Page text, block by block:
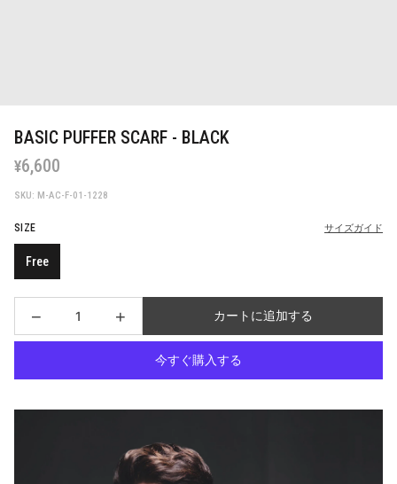
BASIC PUFFER SCARF - BLACK
¥6,600
SKU: M-AC-F-01-1228
SIZE サイズガイド
Free
− + カートに追加する
今すぐ購入する